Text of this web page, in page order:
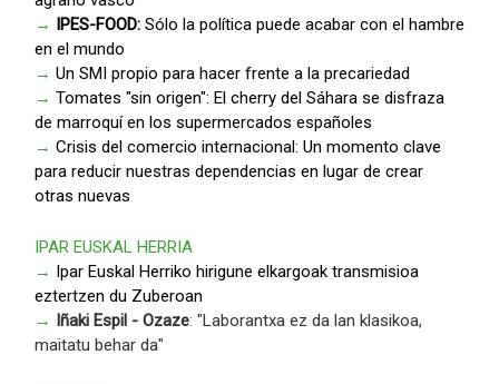
→ IPES-FOOD: Sólo la política puede acabar con el hambre
en el mundo
→ Un SMI propio para hacer frente a la precariedad
→ Tomates "sin origen": El cherry del Sáhara se disfraza
de marroquí en los supermercados españoles
→ Crisis del comercio internacional: Un momento clave
para reducir nuestras dependencias en lugar de crear
otras nuevas
IPAR EUSKAL HERRIA
→ Ipar Euskal Herriko hirigune elkargoak transmisioa
eztertzen du Zuberoan
→ Iñaki Espil - Ozaze: "Laborantxa ez da lan klasikoa,
maitatu behar da"